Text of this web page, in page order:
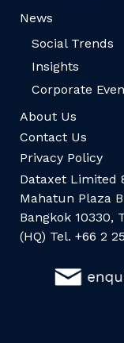
News
Social Trends
Insights
Corporate
About Us
Contact Us
Privacy Policy
Dataxet Limited
Mahatun Plaza
Bangkok 10330,
(HQ) Tel. +66 2